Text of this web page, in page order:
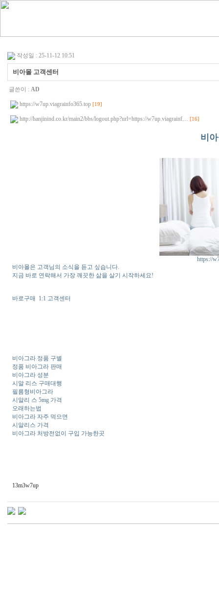
작성일 : 25-11-12 10:51
비아몰 고객센터
글쓴이 : AD
https://w7up.viagrainfo365.top [19]
http://hanjinind.co.kr/main2/bbs/logout.php?url=https://w7up.viagrainf… [16]
비
https://
비아몰은 고객님의 소식을 듣고 싶습니다.
지금 바로 연락해서 가장 깨끗한 삶을 살기 시작하세요!
바로구매 1:1 고객센터
비아그라 정품 구별
정품 비아그라 판매
비아그라 성분
시알 리스 구매대행
필름형비아그라
시알리 스 5mg 가격
오래하는법
비아그라 자주 먹으면
시알리스 가격
비아그라 처방전없이 구입 가능한곳
13m3w7up